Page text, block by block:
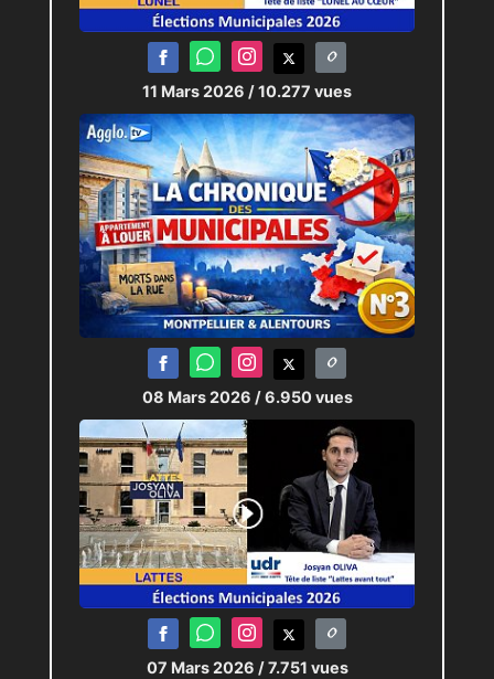
11 Mars 2026 / 10.277 vues
08 Mars 2026 / 6.950 vues
07 Mars 2026 / 7.751 vues